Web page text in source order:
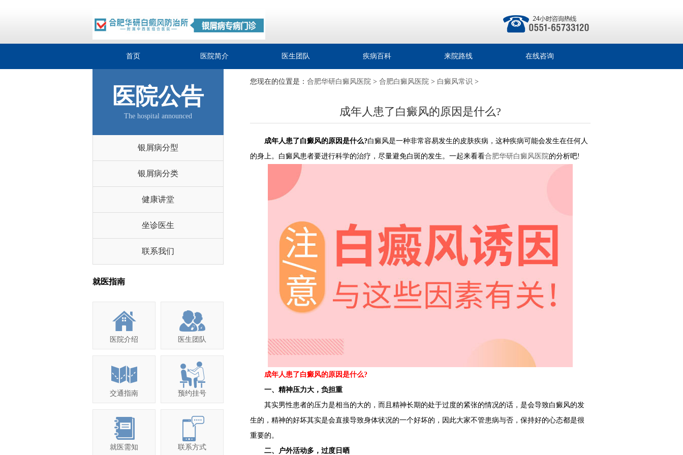
首页 医院简介 医生团队 疾病百科 来院路线 在线咨询
医院公告
The hospital announced
银屑病分型
银屑病分类
健康讲堂
坐诊医生
联系我们
就医指南
医院介绍 医生团队
交通指南 预约挂号
就医需知 联系方式
您现在的位置是： 合肥华研白癜风医院 > 合肥白癜风医院 > 白癜风常识 >
成年人患了白癜风的原因是什么?
成年人患了白癜风的原因是什么?白癜风是一种非常容易发生的皮肤疾病，这种疾病可能会发生在任何人
的身上。白癜风患者要进行科学的治疗，尽量避免白斑的发生。一起来看看合肥华研白癜风医院的分析吧!
成年人患了白癜风的原因是什么?
一、精神压力大，负担重
其实男性患者的压力是相当的大的，而且精神长期的处于过度的紧张的情况的话，是会导致白癜风的发
生的，精神的好坏其实是会直接导致身体状况的一个好坏的，因此大家不管患病与否，保持好的心态都是很
重要的。
二、户外活动多，过度日晒